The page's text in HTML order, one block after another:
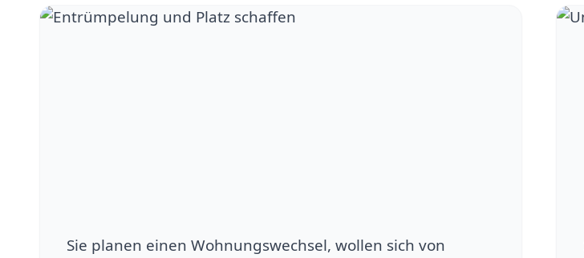
Sie planen einen Wohnungswechsel, wollen sich von